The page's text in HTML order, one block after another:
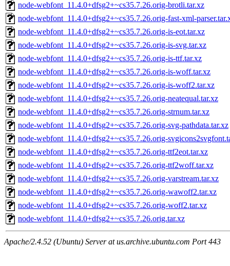
node-webfont_11.4.0+dfsg2+~cs35.7.26.orig-brotli.tar.xz
node-webfont_11.4.0+dfsg2+~cs35.7.26.orig-fast-xml-
node-webfont_11.4.0+dfsg2+~cs35.7.26.orig-is-eot.tar.xz
node-webfont_11.4.0+dfsg2+~cs35.7.26.orig-is-svg.tar.xz
node-webfont_11.4.0+dfsg2+~cs35.7.26.orig-is-ttf.tar.xz
node-webfont_11.4.0+dfsg2+~cs35.7.26.orig-is-woff.tar.xz
node-webfont_11.4.0+dfsg2+~cs35.7.26.orig-is-woff2.tar.xz
node-webfont_11.4.0+dfsg2+~cs35.7.26.orig-neatequal.tar.xz
node-webfont_11.4.0+dfsg2+~cs35.7.26.orig-strnum.tar.xz
node-webfont_11.4.0+dfsg2+~cs35.7.26.orig-svg-pathdata.tar.xz
node-webfont_11.4.0+dfsg2+~cs35.7.26.orig-
node-webfont_11.4.0+dfsg2+~cs35.7.26.orig-ttf2eot.tar.xz
node-webfont_11.4.0+dfsg2+~cs35.7.26.orig-ttf2woff.tar.xz
node-webfont_11.4.0+dfsg2+~cs35.7.26.orig-varstream.tar.xz
node-webfont_11.4.0+dfsg2+~cs35.7.26.orig-wawoff2.tar.xz
node-webfont_11.4.0+dfsg2+~cs35.7.26.orig-woff2.tar.xz
node-webfont_11.4.0+dfsg2+~cs35.7.26.orig.tar.xz
Apache/2.4.52 (Ubuntu) Server at us.archive.ubuntu.com Port 443